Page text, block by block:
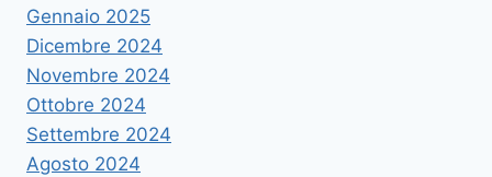
Gennaio 2025
Dicembre 2024
Novembre 2024
Ottobre 2024
Settembre 2024
Agosto 2024